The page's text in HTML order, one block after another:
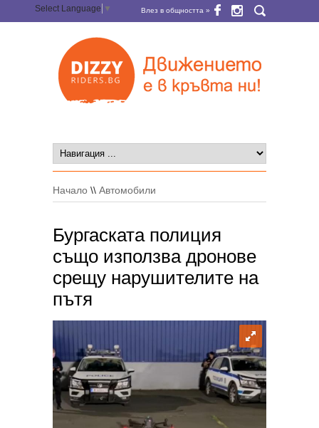
Select Language ▼ Влез в общността »
Начало \\ Автомобили
Бургаската полиция
също използва дронове
срещу нарушителите на
пътя